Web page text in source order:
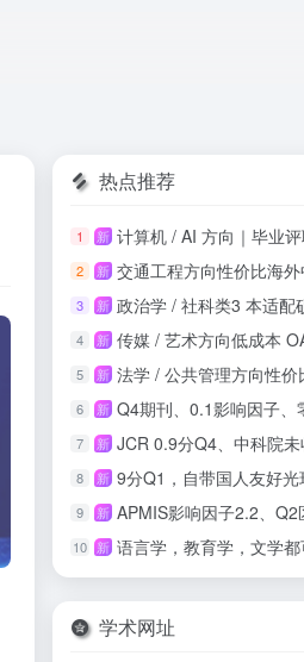
热点推荐
1 新 计算机 / AI 方向｜毕业评职称刚需
2 新 交通工程方向性价比海外中文
3 新 政治学 / 社科类3 本适配硕博结
4 新 传媒 / 艺术方向低成本
5 新 法学 / 公共管理方向性价比
6 新 Q4期刊、0.1影响因子、零中国作者：
7 新 JCR 0.9分Q4、中科院未收录：APOS正畸期
8 新 9分Q1，自带国人友好光环
9 新 APMIS影响因子2.2、Q2区，中国作者占比
10 新 语言学，教育学，文学都可
学术网址